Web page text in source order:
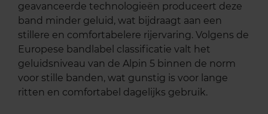
geavanceerde technologieën produceert deze
band minder geluid, wat bijdraagt aan een
stillere en comfortabelere rijervaring. Volgens de
Europese bandlabel classificatie valt het
geluidsniveau van de Alpin 5 binnen de norm
voor stille banden, wat gunstig is voor lange
ritten en comfortabel dagelijks gebruik.